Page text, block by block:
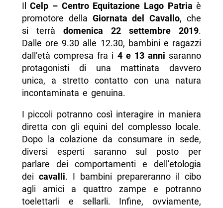
IlCelp – Centro Equitazione Lago Patria è
promotore della Giornata del Cavallo, che
si terrà domenica 22 settembre 2019.
Dalle ore 9.30 alle 12.30, bambini e ragazzi
dall’età compresa fra i 4 e 13 anni saranno
protagonisti di una mattinata davvero
unica, a stretto contatto con una natura
incontaminata e genuina.
I piccoli potranno così interagire in maniera
diretta con gli equini del complesso locale.
Dopo la colazione da consumare in sede,
diversi esperti saranno sul posto per
parlare dei comportamenti e dell’etologia
dei cavalli. I bambini prepareranno il cibo
agli amici a quattro zampe e potranno
toelettarli e sellarli. Infine, ovviamente,